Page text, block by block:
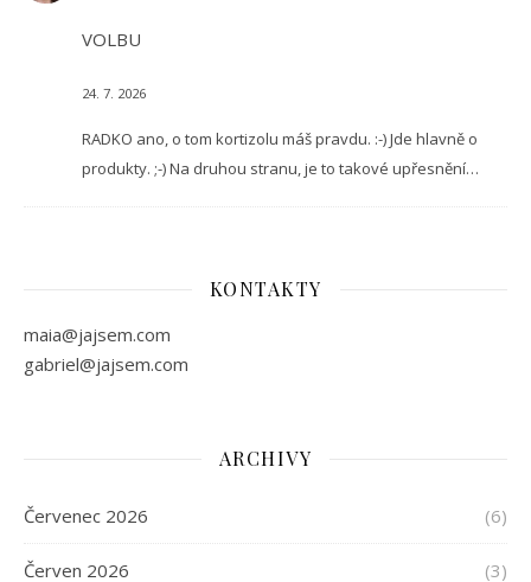
VOLBU
24. 7. 2026
RADKO ano, o tom kortizolu máš pravdu. :-) Jde hlavně o
produkty. ;-) Na druhou stranu, je to takové upřesnění…
KONTAKTY
maia@jajsem.com
gabriel@jajsem.com
ARCHIVY
Červenec 2026 (6)
Červen 2026 (3)